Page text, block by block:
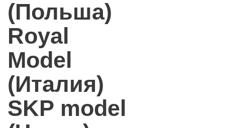
(Польша)
Royal
Model
(Италия)
SKP model